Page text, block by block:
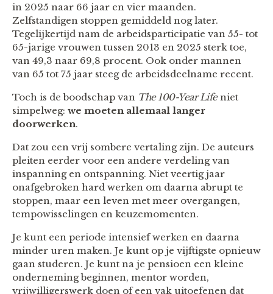
in 2025 naar 66 jaar en vier maanden.
Zelfstandigen stoppen gemiddeld nog later.
Tegelijkertijd nam de arbeidsparticipatie van 55- tot
65-jarige vrouwen tussen 2013 en 2025 sterk toe,
van 49,3 naar 69,8 procent. Ook onder mannen
van 65 tot 75 jaar steeg de arbeidsdeelname recent.
Toch is de boodschap van The 100-Year Lifeniet
simpelweg: we moeten allemaal langer
doorwerken.
Dat zou een vrij sombere vertaling zijn. De auteurs
pleiten eerder voor een andere verdeling van
inspanning en ontspanning. Niet veertig jaar
onafgebroken hard werken om daarna abrupt te
stoppen, maar een leven met meer overgangen,
tempowisselingen en keuzemomenten.
Je kunt een periode intensief werken en daarna
minder uren maken. Je kunt op je vijftigste opnieuw
gaan studeren. Je kunt na je pensioen een kleine
onderneming beginnen, mentor worden,
vrijwilligerswerk doen of een vak uitoefenen dat